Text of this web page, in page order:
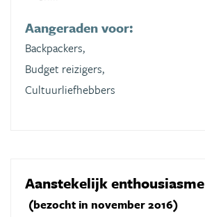
Aangeraden voor:
Backpackers,
Budget reizigers,
Cultuurliefhebbers
Aanstekelijk enthousiasme
(bezocht in november 2016)